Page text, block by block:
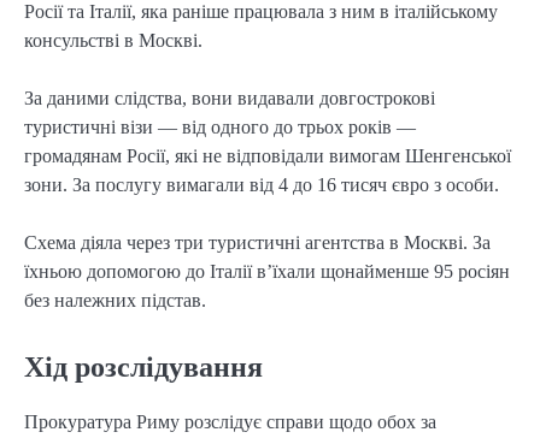
Росії та Італії, яка раніше працювала з ним в італійському
консульстві в Москві.
За даними слідства, вони видавали довгострокові
туристичні візи — від одного до трьох років —
громадянам Росії, які не відповідали вимогам Шенгенської
зони. За послугу вимагали від 4 до 16 тисяч євро з особи.
Схема діяла через три туристичні агентства в Москві. За
їхньою допомогою до Італії в’їхали щонайменше 95 росіян
без належних підстав.
Хід розслідування
Прокуратура Риму розслідує справи щодо обох за